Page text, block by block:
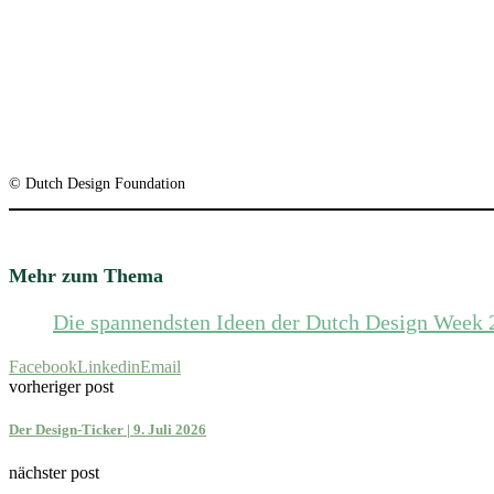
© Dutch Design Foundation
Mehr zum Thema
Die spannendsten Ideen der Dutch Design Week
FacebookLinkedinEmail
vorheriger post
Der Design-Ticker | 9. Juli 2026
nächster post